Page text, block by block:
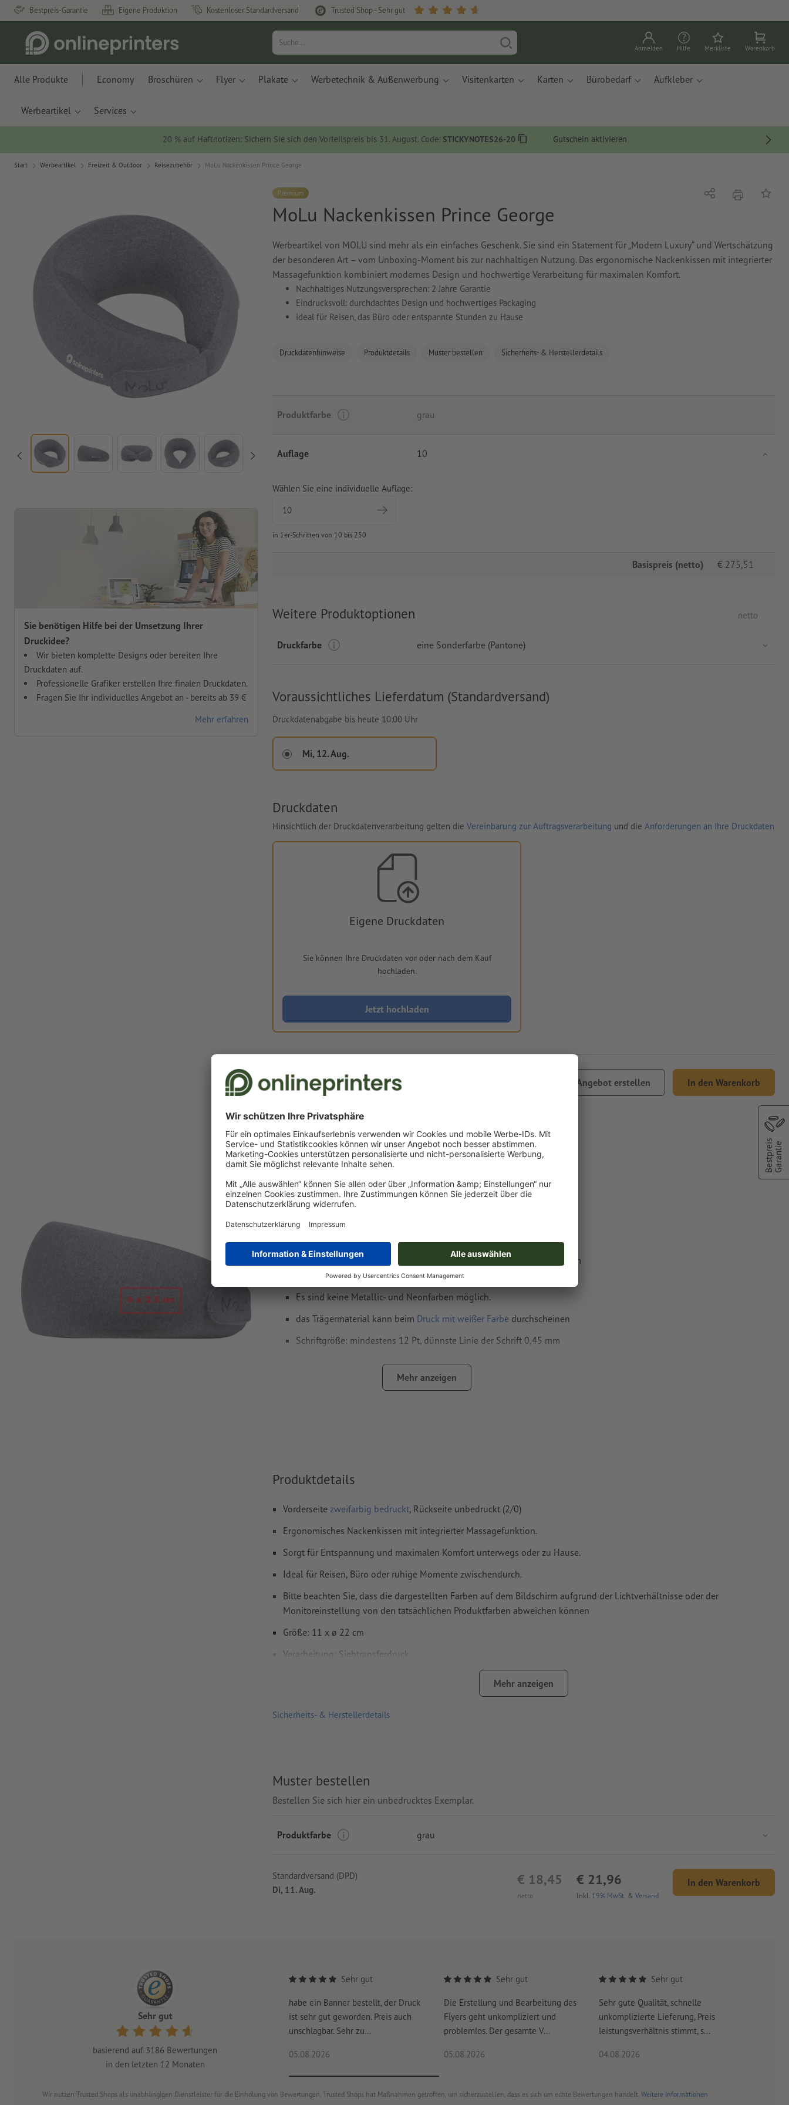
Bestpreis-Garantie Eigene Produktion Kostenloser Standardversand Trusted Shop - Sehr gut
Anmelden Hilfe Merkliste Warenkorb
Alle Produkte Economy Broschüren Flyer Plakate Werbetechnik & Außenwerbung Visitenkarten Karten Bürobedarf Aufkleber
Werbeartikel Services
20 % auf Haftnotizen: Sichern Sie sich den Vorteilspreis bis 31. August. Code: STICKYNOTES26-20 Gutschein aktivieren
Start Werbeartikel Freizeit & Outdoor Reisezubehör MoLu Nackenkissen Prince George
Premium
MoLu Nackenkissen Prince George
Sie benötigen Hilfe bei der Umsetzung Ihrer
Druckidee?
Wir bieten komplette Designs oder bereiten Ihre
Druckdaten auf.
Professionelle Grafiker erstellen Ihre finalen Druckdaten.
Fragen Sie Ihr individuelles Angebot an - bereits ab 39 €
Mehr erfahren
Werbeartikel von MOLU sind mehr als ein einfaches Geschenk. Sie sind ein Statement für „Modern Luxury“ und Wertschätzung
der besonderen Art – vom Unboxing-Moment bis zur nachhaltigen Nutzung. Das ergonomische Nackenkissen mit integrierter
Massagefunktion kombiniert modernes Design und hochwertige Verarbeitung für maximalen Komfort.
Nachhaltiges Nutzungsversprechen: 2 Jahre Garantie
Eindrucksvoll: durchdachtes Design und hochwertiges Packaging
ideal für Reisen, das Büro oder entspannte Stunden zu Hause
Druckdatenhinweise Produktdetails Muster bestellen Sicherheits- & Herstellerdetails
Teilen DruckenAuf
Produktfarbe grau
Auflage 10
Wählen Sie eine individuelle Auflage:
in 1er-Schritten von 10 bis 250
Basispreis (netto) € 275,51
Weitere Produktoptionen netto
Druckfarbe eine Sonderfarbe (Pantone)
Voraussichtliches Lieferdatum (Standardversand)
Druckdatenabgabe bis heute 10:00 Uhr
Mi, 12. Aug.
Druckdaten
Hinsichtlich der Druckdatenverarbeitung gelten die Vereinbarung zur Auftragsverarbeitung und die Anforderungen an Ihre Druckdaten
Eigene Druckdaten
Sie können Ihre Druckdaten vor oder nach dem Kauf
hochladen.
Jetzt hochladen
€ 275,51 Angebot erstellen In den Warenkorb
Lieferung ca.:
Mi, 12. Aug.
Druckdatenhinweise MoLu Nackenkissen Prince
George
Datenformat:6 x 2,5 cm
Als Motivfarben sind eine bzw. zweiSonderfarbenwählbar.
Benennen Sie die Farbfelder mit der entsprechenden Zielfarbe aus dem
Pantone FORMULA GUIDE Solid Coated (z.B. "Pantone 286 C").
Es sind keine Metallic- und Neonfarben möglich.
das Trägermaterial kann beim Druck mit weißer Farbe durchscheinen
Schriftgröße: mindestens 12 Pt, dünnste Linie der Schrift 0,45 mm
Das druckfertige PDF darf nur Vektoren enthalten; JPEG- oder TIFF-
Bilder und -Vorlagen sind nicht geeignet
Mehr anzeigen
Produktdetails
Vorderseite zweifarbig bedruckt, Rückseite unbedruckt (2/0)
Ergonomisches Nackenkissen mit integrierter Massagefunktion.
Sorgt für Entspannung und maximalen Komfort unterwegs oder zu Hause.
Ideal für Reisen, Büro oder ruhige Momente zwischendurch.
Bitte beachten Sie, dass die dargestellten Farben auf dem Bildschirm aufgrund der Lichtverhältnisse oder der
Monitoreinstellung von den tatsächlichen Produktfarben abweichen können
Größe: 11 x ø 22 cm
Verarbeitung: Siebtransferdruck
Mehr anzeigen
Sicherheits- & Herstellerdetails
Muster bestellen
Bestellen Sie sich hier ein unbedrucktes Exemplar.
Produktfarbe grau
netto
€ 18,45
Inkl. 19% MwSt. & Versand
€ 21,96 In den Warenkorb
Standardversand (DPD)
Di, 11. Aug.
Sehr gut
basierend auf 3186 Bewertungen
in den letzten 12 Monaten
Sehr gut
habe ein Banner bestellt, der Druck
ist sehr gut geworden. Preis auch
unschlagbar. Sehr zu...
05.08.2026
Sehr gut
Die Erstellung und Bearbeitung des
Flyers geht unkompliziert und
problemlos. Der gesamte V...
05.08.2026
Sehr gut
Sehr gute Qualität, schnelle
unkomplizierte Lieferung, Preis
leistungsverhältnis stimmt, s...
04.08.2026
Wir nutzen Trusted Shops als unabhängigen Dienstleister für die Einholung von Bewertungen. Trusted Shops hat Maßnahmen getroffen, um sicherzustellen, dass es sich um echte Bewertungen handelt. Weitere Informationen
BestpreisGarantie